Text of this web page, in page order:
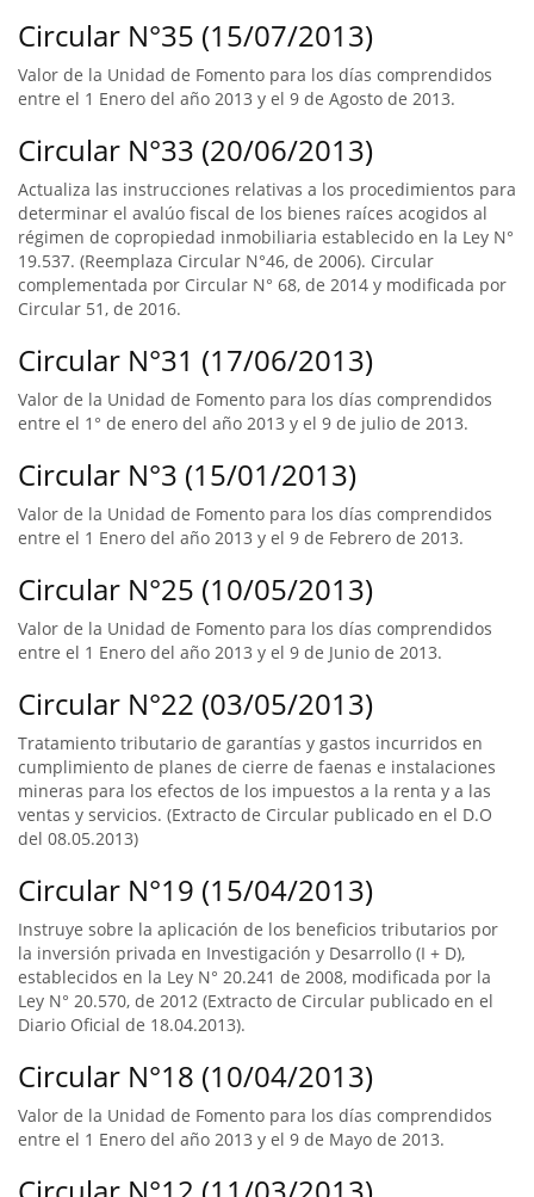
Circular N°35 (15/07/2013)
Valor de la Unidad de Fomento para los días comprendidos
entre el 1 Enero del año 2013 y el 9 de Agosto de 2013.
Circular N°33 (20/06/2013)
Actualiza las instrucciones relativas a los procedimientos para
determinar el avalúo fiscal de los bienes raíces acogidos al
régimen de copropiedad inmobiliaria establecido en la Ley N°
19.537. (Reemplaza Circular N°46, de 2006). Circular
complementada por Circular N° 68, de 2014 y modificada por
Circular 51, de 2016.
Circular N°31 (17/06/2013)
Valor de la Unidad de Fomento para los días comprendidos
entre el 1° de enero del año 2013 y el 9 de julio de 2013.
Circular N°3 (15/01/2013)
Valor de la Unidad de Fomento para los días comprendidos
entre el 1 Enero del año 2013 y el 9 de Febrero de 2013.
Circular N°25 (10/05/2013)
Valor de la Unidad de Fomento para los días comprendidos
entre el 1 Enero del año 2013 y el 9 de Junio de 2013.
Circular N°22 (03/05/2013)
Tratamiento tributario de garantías y gastos incurridos en
cumplimiento de planes de cierre de faenas e instalaciones
mineras para los efectos de los impuestos a la renta y a las
ventas y servicios. (Extracto de Circular publicado en el D.O
del 08.05.2013)
Circular N°19 (15/04/2013)
Instruye sobre la aplicación de los beneficios tributarios por
la inversión privada en Investigación y Desarrollo (I + D),
establecidos en la Ley N° 20.241 de 2008, modificada por la
Ley N° 20.570, de 2012 (Extracto de Circular publicado en el
Diario Oficial de 18.04.2013).
Circular N°18 (10/04/2013)
Valor de la Unidad de Fomento para los días comprendidos
entre el 1 Enero del año 2013 y el 9 de Mayo de 2013.